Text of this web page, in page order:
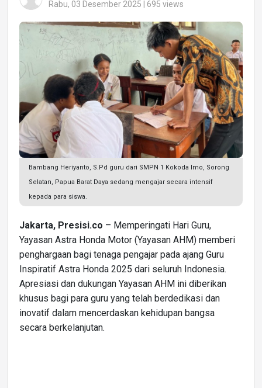
Rabu, 03 Desember 2025 | 695 views
Bambang Heriyanto, S.Pd guru dari SMPN 1 Kokoda Imo, Sorong
Selatan, Papua Barat Daya sedang mengajar secara intensif
kepada para siswa.
Jakarta, Presisi.co – Memperingati Hari Guru,
Yayasan Astra Honda Motor (Yayasan AHM) memberi
penghargaan bagi tenaga pengajar pada ajang Guru
Inspiratif Astra Honda 2025 dari seluruh Indonesia.
Apresiasi dan dukungan Yayasan AHM ini diberikan
khusus bagi para guru yang telah berdedikasi dan
inovatif dalam mencerdaskan kehidupan bangsa
secara berkelanjutan.